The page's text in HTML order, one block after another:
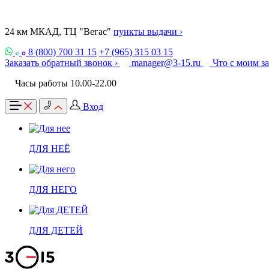
24 км МКАД, ТЦ "Вегас" пункты выдачи ›
8 (800) 700 31 15 +7 (965) 315 03 15
Заказать обратный звонок ›
manager@3-15.ru
Что с моим
Часы работы 10.00-22.00
Вход
ДЛЯ НЕЁ
ДЛЯ НЕГО
ДЛЯ ДЕТЕЙ